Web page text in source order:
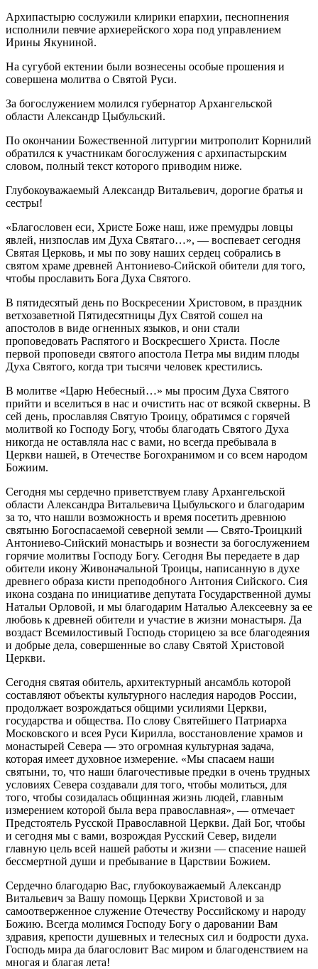
Архипастырю сослужили клирики епархии, песнопнения
исполнили певчие архиерейского хора под управлением
Ирины Якуниной.
На сугубой ектении были вознесены особые прошения и
совершена молитва о Святой Руси.
За богослужением молился губернатор Архангельской
области Александр Цыбульский.
По окончании Божественной литургии митрополит Корнилий
обратился к участникам богослужения с архипастырским
словом, полный текст которого приводим ниже.
Глубокоуважаемый Александр Витальевич, дорогие братья и
сестры!
«Благословен еси, Христе Боже наш, иже премудры ловцы
явлей, низпослав им Духа Святаго…», — воспевает сегодня
Святая Церковь, и мы по зову наших сердец собрались в
святом храме древней Антониево-Сийской обители для того,
чтобы прославить Бога Духа Святого.
В пятидесятый день по Воскресении Христовом, в праздник
ветхозаветной Пятидесятницы Дух Святой сошел на
апостолов в виде огненных языков, и они стали
проповедовать Распятого и Воскресшего Христа. После
первой проповеди святого апостола Петра мы видим плоды
Духа Святого, когда три тысячи человек крестились.
В молитве «Царю Небесный…» мы просим Духа Святого
прийти и вселиться в нас и очистить нас от всякой скверны. В
сей день, прославляя Святую Троицу, обратимся с горячей
молитвой ко Господу Богу, чтобы благодать Святого Духа
никогда не оставляла нас с вами, но всегда пребывала в
Церкви нашей, в Отечестве Богохранимом и со всем народом
Божиим.
Сегодня мы сердечно приветствуем главу Архангельской
области Александра Витальевича Цыбульского и благодарим
за то, что нашли возможность и время посетить древнюю
святыню Богоспасаемой северной земли — Свято-Троицкий
Антониево-Сийский монастырь и вознести за богослужением
горячие молитвы Господу Богу. Сегодня Вы передаете в дар
обители икону Живоначальной Троицы, написанную в духе
древнего образа кисти преподобного Антония Сийского. Сия
икона создана по инициативе депутата Государственной думы
Натальи Орловой, и мы благодарим Наталью Алексеевну за ее
любовь к древней обители и участие в жизни монастыря. Да
воздаст Всемилостивый Господь сторицею за все благодеяния
и добрые дела, совершенные во славу Святой Христовой
Церкви.
Сегодня святая обитель, архитектурный ансамбль которой
составляют объекты культурного наследия народов России,
продолжает возрождаться общими усилиями Церкви,
государства и общества. По слову Святейшего Патриарха
Московского и всея Руси Кирилла, восстановление храмов и
монастырей Севера — это огромная культурная задача,
которая имеет духовное измерение. «Мы спасаем наши
святыни, то, что наши благочестивые предки в очень трудных
условиях Севера создавали для того, чтобы молиться, для
того, чтобы созидалась общинная жизнь людей, главным
измерением которой была вера православная», — отмечает
Предстоятель Русской Православной Церкви. Дай Бог, чтобы
и сегодня мы с вами, возрождая Русский Север, видели
главную цель всей нашей работы и жизни — спасение нашей
бессмертной души и пребывание в Царствии Божием.
Сердечно благодарю Вас, глубокоуважаемый Александр
Витальевич за Вашу помощь Церкви Христовой и за
самоотверженное служение Отечеству Российскому и народу
Божию. Всегда молимся Господу Богу о даровании Вам
здравия, крепости душевных и телесных сил и бодрости духа.
Господь мира да благословит Вас миром и благоденствием на
многая и благая лета!